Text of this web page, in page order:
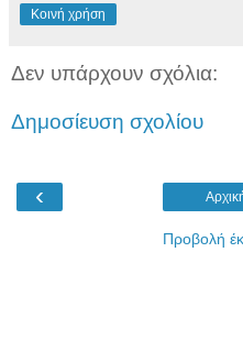
Κοινή χρήση
Δεν υπάρχουν σχόλια:
Δημοσίευση σχολίου
‹
Προβολή